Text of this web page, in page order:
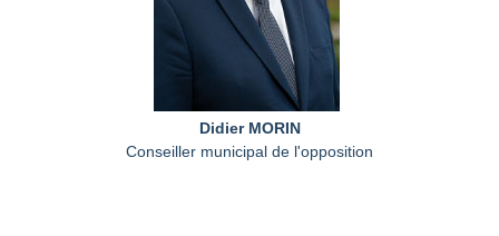
Didier MORIN
Conseiller municipal de l'opposition